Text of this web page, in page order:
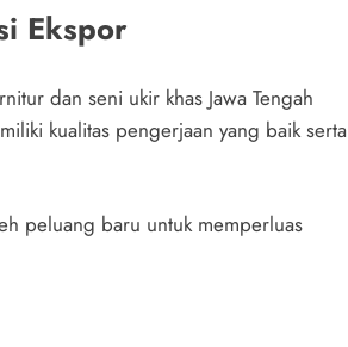
Ekspor
dan seni ukir khas Jawa Tengah
kualitas pengerjaan yang baik serta
peluang baru untuk memperluas